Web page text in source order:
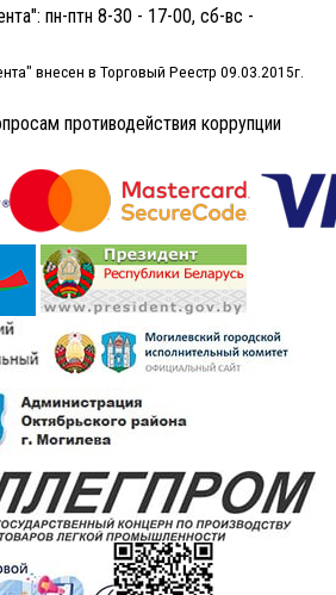
пн-птн 8-30 - 17-00, сб-вс -
внесен в Торговый Реестр 09.03.2015г.
противодействия коррупции